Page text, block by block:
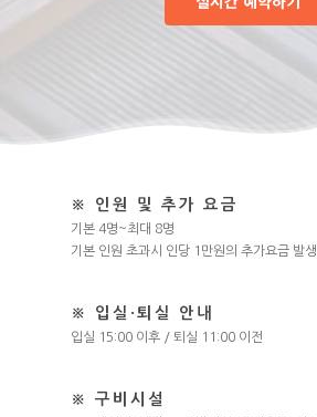
※ 인원 및 추가 요금
기본 4명~최대 8명
기본 인원 초과시 인당 1만원의 추가요금 발생
※ 입실·퇴실 안내
입실 15:00 이후 / 퇴실 11:00 이전
※ 구비시설